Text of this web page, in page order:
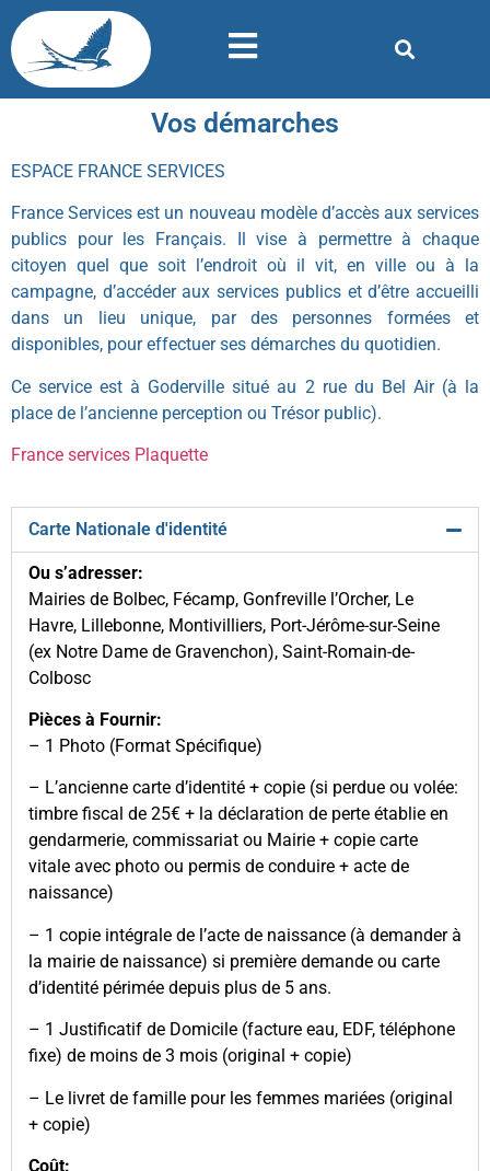
Vos démarches
ESPACE FRANCE SERVICES
France Services est un nouveau modèle d’accès aux services
publics pour les Français. Il vise à permettre à chaque
citoyen quel que soit l’endroit où il vit, en ville ou à la
campagne, d’accéder aux services publics et d’être accueilli
dans un lieu unique, par des personnes formées et
disponibles, pour effectuer ses démarches du quotidien.
Ce service est à Goderville situé au 2 rue du Bel Air (à la
place de l’ancienne perception ou Trésor public).
France services Plaquette
Carte Nationale d'identité
Ou s’adresser:
Mairies de Bolbec, Fécamp, Gonfreville l’Orcher, Le
Havre, Lillebonne, Montivilliers, Port-Jérôme-sur-Seine
(ex Notre Dame de Gravenchon), Saint-Romain-de-
Colbosc
Pièces à Fournir:
– 1 Photo (Format Spécifique)
– L’ancienne carte d’identité + copie (si perdue ou volée:
timbre fiscal de 25€ + la déclaration de perte établie en
gendarmerie, commissariat ou Mairie + copie carte
vitale avec photo ou permis de conduire + acte de
naissance)
– 1 copie intégrale de l’acte de naissance (à demander à
la mairie de naissance) si première demande ou carte
d’identité périmée depuis plus de 5 ans.
– 1 Justificatif de Domicile (facture eau, EDF, téléphone
fixe) de moins de 3 mois (original + copie)
– Le livret de famille pour les femmes mariées (original
+ copie)
Coût: